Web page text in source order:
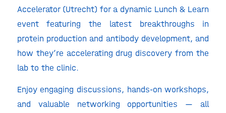
Accelerator (Utrecht) for a dynamic Lunch & Learn
event featuring the latest breakthroughs in
protein production and antibody development, and
how they’re accelerating drug discovery from the
lab to the clinic.
Enjoy engaging discussions, hands-on workshops,
and valuable networking opportunities — all